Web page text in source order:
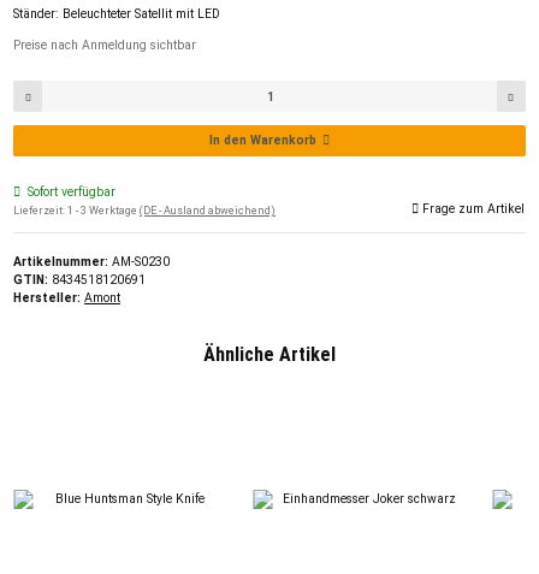
Ständer: Beleuchteter Satellit mit LED
Preise nach Anmeldung sichtbar
In den Warenkorb
Sofort verfügbar
Lieferzeit: 1 - 3 Werktage (DE - Ausland abweichend) Frage zum Artikel
Artikelnummer: AM-S0230
GTIN: 8434518120691
Hersteller: Amont
Ähnliche Artikel